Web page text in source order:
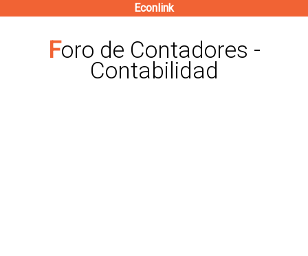
contenido
principal
Econlink
Foro de Contadores -
Contabilidad